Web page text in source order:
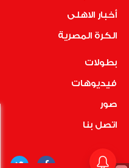
أخبار الاهلى
الكرة المصرية
بطولات
فيديوهات
صور
اتصل بنا